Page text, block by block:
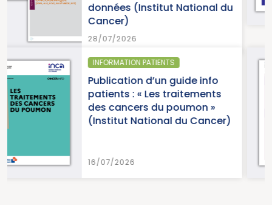
du
info
»
15/07/2026
SANTÉ PUBLIQUE -
Parution du
cancers en France,
2026 (Institut National
Cancer)